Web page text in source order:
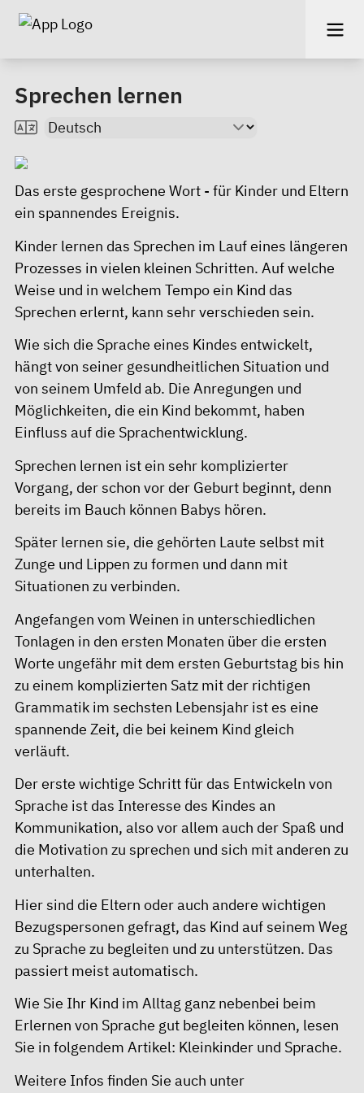
Sprechen lernen
Das erste gesprochene Wort - für Kinder und Eltern
ein spannendes Ereignis.
Kinder lernen das Sprechen im Lauf eines längeren
Prozesses in vielen kleinen Schritten. Auf welche
Weise und in welchem Tempo ein Kind das
Sprechen erlernt, kann sehr verschieden sein.
Wie sich die Sprache eines Kindes entwickelt,
hängt von seiner gesundheitlichen Situation und
von seinem Umfeld ab. Die Anregungen und
Möglichkeiten, die ein Kind bekommt, haben
Einfluss auf die Sprachentwicklung.
Sprechen lernen ist ein sehr komplizierter
Vorgang, der schon vor der Geburt beginnt, denn
bereits im Bauch können Babys hören.
Später lernen sie, die gehörten Laute selbst mit
Zunge und Lippen zu formen und dann mit
Situationen zu verbinden.
Angefangen vom Weinen in unterschiedlichen
Tonlagen in den ersten Monaten über die ersten
Worte ungefähr mit dem ersten Geburtstag bis hin
zu einem komplizierten Satz mit der richtigen
Grammatik im sechsten Lebensjahr ist es eine
spannende Zeit, die bei keinem Kind gleich
verläuft.
Der erste wichtige Schritt für das Entwickeln von
Sprache ist das Interesse des Kindes an
Kommunikation, also vor allem auch der Spaß und
die Motivation zu sprechen und sich mit anderen zu
unterhalten.
Hier sind die Eltern oder auch andere wichtigen
Bezugspersonen gefragt, das Kind auf seinem Weg
zu Sprache zu begleiten und zu unterstützen. Das
passiert meist automatisch.
Wie Sie Ihr Kind im Alltag ganz nebenbei beim
Erlernen von Sprache gut begleiten können, lesen
Sie in folgendem Artikel: Kleinkinder und Sprache.
Weitere Infos finden Sie auch unter